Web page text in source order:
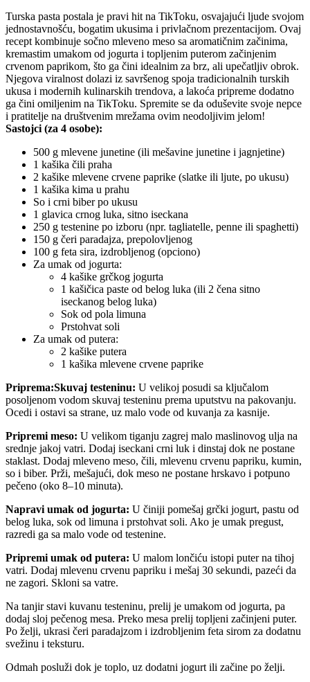
Turska pasta postala je pravi hit na TikToku, osvajajući ljude svojom
jednostavnošću, bogatim ukusima i privlačnom prezentacijom. Ovaj
recept kombinuje sočno mleveno meso sa aromatičnim začinima,
kremastim umakom od jogurta i topljenim puterom začinjenim
crvenom paprikom, što ga čini idealnim za brz, ali upečatljiv obrok.
Njegova viralnost dolazi iz savršenog spoja tradicionalnih turskih
ukusa i modernih kulinarskih trendova, a lakoća pripreme dodatno
ga čini omiljenim na TikToku. Spremite se da oduševite svoje nepce
i pratitelje na društvenim mrežama ovim neodoljivim jelom!
Sastojci (za 4 osobe):
500 g mlevene junetine (ili mešavine junetine i jagnjetine)
1 kašika čili praha
2 kašike mlevene crvene paprike (slatke ili ljute, po ukusu)
1 kašika kima u prahu
So i crni biber po ukusu
1 glavica crnog luka, sitno iseckana
250 g testenine po izboru (npr. tagliatelle, penne ili spaghetti)
150 g čeri paradajza, prepolovljenog
100 g feta sira, izdrobljenog (opciono)
Za umak od jogurta:
4 kašike grčkog jogurta
1 kašičica paste od belog luka (ili 2 čena sitno
iseckanog belog luka)
Sok od pola limuna
Prstohvat soli
Za umak od putera:
2 kašike putera
1 kašika mlevene crvene paprike
Priprema:Skuvaj testeninu: U velikoj posudi sa ključalom
posoljenom vodom skuvaj testeninu prema uputstvu na pakovanju.
Ocedi i ostavi sa strane, uz malo vode od kuvanja za kasnije.
Pripremi meso: U velikom tiganju zagrej malo maslinovog ulja na
srednje jakoj vatri. Dodaj iseckani crni luk i dinstaj dok ne postane
staklast. Dodaj mleveno meso, čili, mlevenu crvenu papriku, kumin,
so i biber. Prži, mešajući, dok meso ne postane hrskavo i potpuno
pečeno (oko 8–10 minuta).
Napravi umak od jogurta: U činiji pomešaj grčki jogurt, pastu od
belog luka, sok od limuna i prstohvat soli. Ako je umak pregust,
razredi ga sa malo vode od testenine.
Pripremi umak od putera: U malom lončiću istopi puter na tihoj
vatri. Dodaj mlevenu crvenu papriku i mešaj 30 sekundi, pazeći da
ne zagori. Skloni sa vatre.
Na tanjir stavi kuvanu testeninu, prelij je umakom od jogurta, pa
dodaj sloj pečenog mesa. Preko mesa prelij topljeni začinjeni puter.
Po želji, ukrasi čeri paradajzom i izdrobljenim feta sirom za dodatnu
svežinu i teksturu.
Odmah posluži dok je toplo, uz dodatni jogurt ili začine po želji.